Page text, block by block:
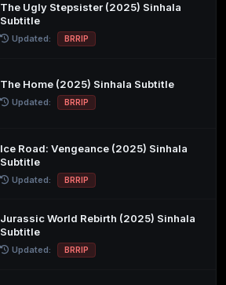
The Ugly Stepsister (2025) Sinhala
Subtitle
Updated: BRRIP
The Home (2025) Sinhala Subtitle
Updated: BRRIP
Ice Road: Vengeance (2025) Sinhala
Subtitle
Updated: BRRIP
Jurassic World Rebirth (2025) Sinhala
Subtitle
Updated: BRRIP